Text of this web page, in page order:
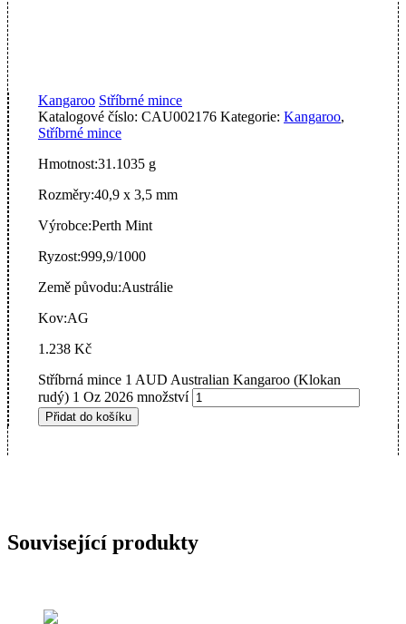
Kangaroo Stříbrné mince
Katalogové číslo: CAU002176 Kategorie: Kangaroo,
Stříbrné mince
Hmotnost:31.1035 g
Rozměry:40,9 x 3,5 mm
Výrobce:Perth Mint
Ryzost:999,9/1000
Země původu:Austrálie
Kov:AG
1.238 Kč
Stříbrná mince 1 AUD Australian Kangaroo (Klokan
rudý) 1 Oz 2026 množství
Přidat do košíku
Související produkty